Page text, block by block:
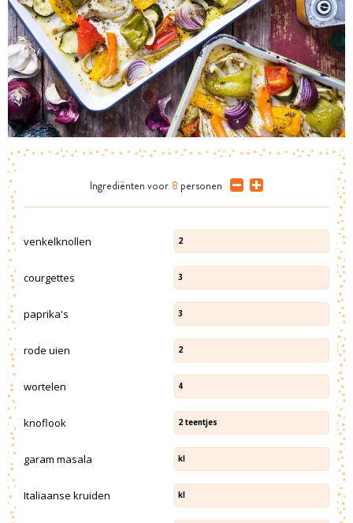
Ingrediënten voor 8 personen
venkelknollen 2
courgettes 3
paprika's 3
rode uien 2
wortelen 4
knoflook 2 teentjes
garam masala kl
Italiaanse kruiden kl